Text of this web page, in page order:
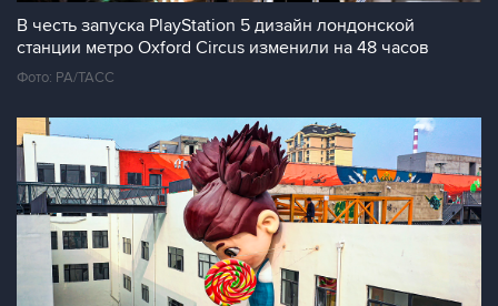
В честь запуска PlayStation 5 дизайн лондонской
станции метро Oxford Circus изменили на 48 часов
Фото: PA/ТАСС